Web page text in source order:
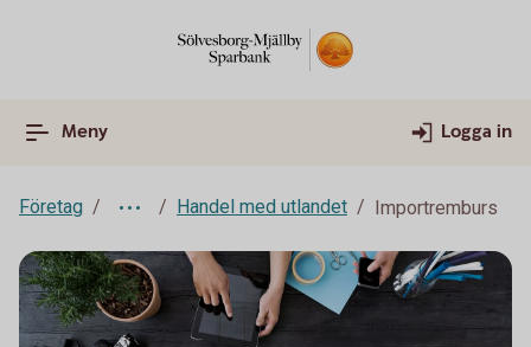
Meny Logga in
Företag Handel med utlandet Importremburs